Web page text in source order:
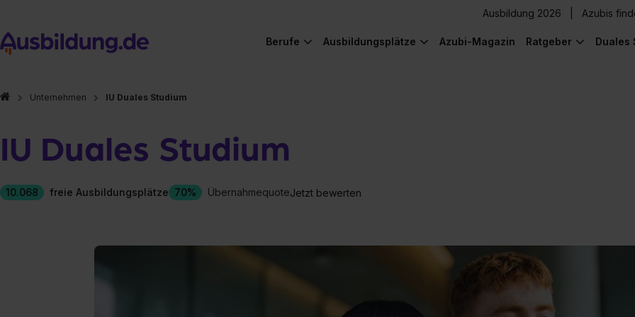
Ausbildung 2026 Azubis
Berufe Ausbildungsplätze Azubi-Magazin Ratgeber Duales
Unternehmen IU Duales Studium
IU Duales Studium
10.068 freie Ausbildungsplätze 70% ÜbernahmequoteJetzt bewerten
Hier gibt es (eigentlich) was Cooles zu sehen!
Hier gibt es (eigentlich) was Cooles zu sehen!